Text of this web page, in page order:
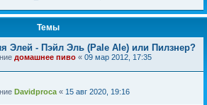
Темы
Элей - Пэйл Эль (Pale Ale) или Пилзнер?
домашнее пиво « 09 мар 2012, 17:35
Davidproca « 15 авг 2020, 19:16